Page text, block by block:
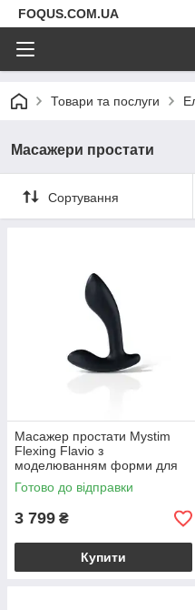
FOQUS.COM.UA
Товари та послуги
Масажери простати
Сортування
Масажер простати Mystim
Flexing Flavio з
моделюванням форми для
електростимулятора, діаметр
3 см
Готово до відправки
3 799 ₴
Купити